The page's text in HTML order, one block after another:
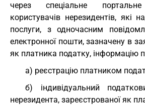
через спеціальне
користувачів нерезидентів, які
послуги, з одночасним
електронної пошти, зазначену в
як платника податку, інформацію
а) реєстрацію платником
б) індивідуальний
нерезидента, зареєстрованої як